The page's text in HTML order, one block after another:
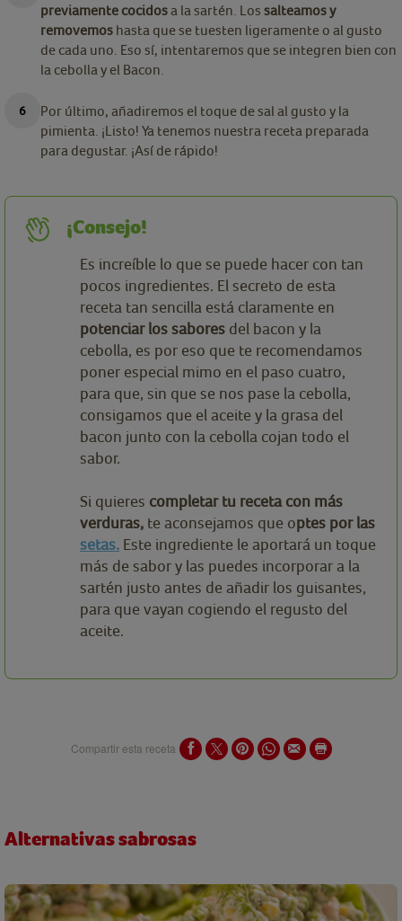
previamente cocidosa la sartén. Los salteamos y
removemos hasta que se tuesten ligeramente o al gusto
de cada uno. Eso sí, intentaremos que se integren bien con
la cebolla y el Bacon.
Por último, añadiremos el toque de sal al gusto y la
pimienta. ¡Listo! Ya tenemos nuestra receta preparada
para degustar. ¡Así de rápido!
¡Consejo!
Es increíble lo que se puede hacer con tan
pocos ingredientes. El secreto de esta
receta tan sencilla está claramente en
potenciar los sabores del bacon y la
cebolla, es por eso que te recomendamos
poner especial mimo en el paso cuatro,
para que, sin que se nos pase la cebolla,
consigamos que el aceite y la grasa del
bacon junto con la cebolla cojan todo el
sabor.
Si quieres completar tu receta con más
verduras, te aconsejamos que optes por las
setas. Este ingrediente le aportará un toque
más de sabor y las puedes incorporar a la
sartén justo antes de añadir los guisantes,
para que vayan cogiendo el regusto del
aceite.
Compartir esta receta
Alternativas sabrosas